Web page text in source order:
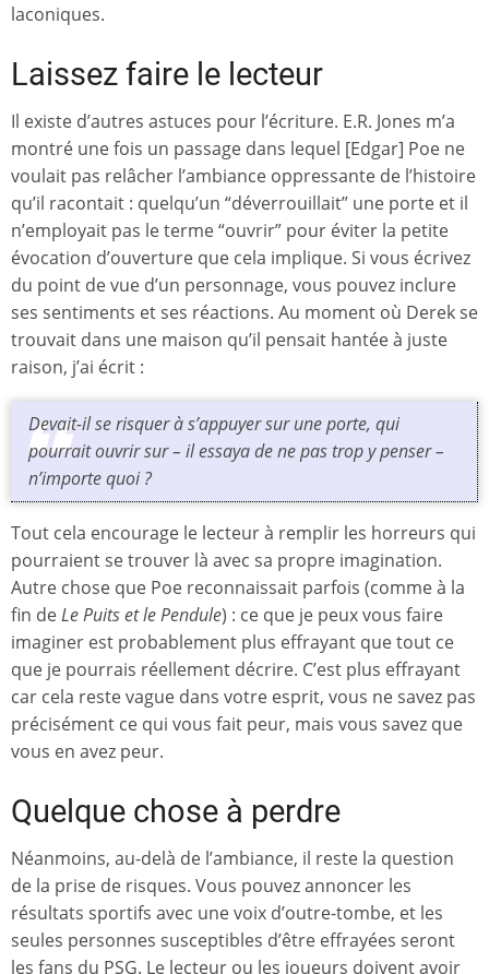
laconiques.
Laissez faire le lecteur
Il existe d’autres astuces pour l’écriture. E.R. Jones m’a
montré une fois un passage dans lequel [Edgar] Poe ne
voulait pas relâcher l’ambiance oppressante de l’histoire
qu’il racontait : quelqu’un “déverrouillait” une porte et il
n’employait pas le terme “ouvrir” pour éviter la petite
évocation d’ouverture que cela implique. Si vous écrivez
du point de vue d’un personnage, vous pouvez inclure
ses sentiments et ses réactions. Au moment où Derek se
trouvait dans une maison qu’il pensait hantée à juste
raison, j’ai écrit :
Devait-il se risquer à s’appuyer sur une porte, qui
pourrait ouvrir sur – il essaya de ne pas trop y penser –
n’importe quoi ?
Tout cela encourage le lecteur à remplir les horreurs qui
pourraient se trouver là avec sa propre imagination.
Autre chose que Poe reconnaissait parfois (comme à la
fin deLe Puits et le Pendule) : ce que je peux vous faire
imaginer est probablement plus effrayant que tout ce
que je pourrais réellement décrire. C’est plus effrayant
car cela reste vague dans votre esprit, vous ne savez pas
précisément ce qui vous fait peur, mais vous savez que
vous en avez peur.
Quelque chose à perdre
Néanmoins, au-delà de l’ambiance, il reste la question
de la prise de risques. Vous pouvez annoncer les
résultats sportifs avec une voix d’outre-tombe, et les
seules personnes susceptibles d’être effrayées seront
les fans du PSG. Le lecteur ou les joueurs doivent avoir